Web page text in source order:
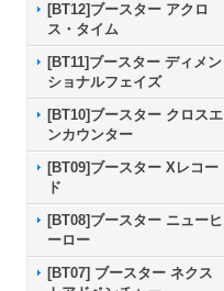
[BT12]ブースター アクロ
ス・タイム
[BT11]ブースター ディメン
ショナルフェイズ
[BT10]ブースター クロスエ
ンカウンター
[BT09]ブースター Xレコー
ド
[BT08]ブースター ニューヒ
ーロー
[BT07] ブースター ネクス